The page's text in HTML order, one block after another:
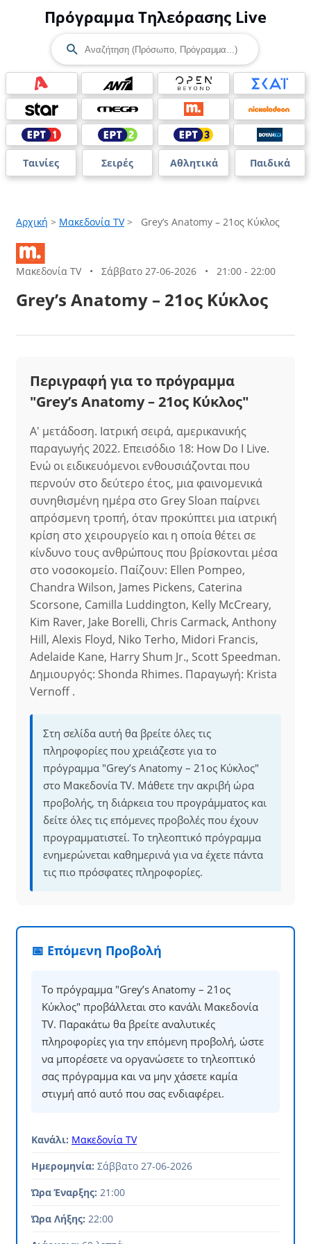
Πρόγραμμα Τηλεόρασης Live
Ταινίες Σειρές Αθλητικά Παιδικά
Αρχική > Μακεδονία TV> Grey’s Anatomy – 21ος Κύκλος
Μακεδονία TV • Σάββατο 27-06-2026 • 21:00 - 22:00
Grey’s Anatomy – 21ος Κύκλος
Περιγραφή για το πρόγραμμα
"Grey’s Anatomy – 21ος Κύκλος"
Α' μετάδοση. Ιατρική σειρά, αμερικανικής
παραγωγής 2022. Επεισόδιο 18: How Do I Live.
Ενώ οι ειδικευόμενοι ενθουσιάζονται που
περνούν στο δεύτερο έτος, μια φαινομενικά
συνηθισμένη ημέρα στο Grey Sloan παίρνει
απρόσμενη τροπή, όταν προκύπτει μια ιατρική
κρίση στο χειρουργείο και η οποία θέτει σε
κίνδυνο τους ανθρώπους που βρίσκονται μέσα
στο νοσοκομείο. Παίζουν: Ellen Pompeo,
Chandra Wilson, James Pickens, Caterina
Scorsone, Camilla Luddington, Kelly McCreary,
Kim Raver, Jake Borelli, Chris Carmack, Anthony
Hill, Alexis Floyd, Niko Terho, Midori Francis,
Adelaide Kane, Harry Shum Jr., Scott Speedman.
Δημιουργός: Shonda Rhimes. Παραγωγή: Krista
Vernoff .
Στη σελίδα αυτή θα βρείτε όλες τις
πληροφορίες που χρειάζεστε για το
πρόγραμμα "Grey’s Anatomy – 21ος Κύκλος"
στο Μακεδονία TV. Μάθετε την ακριβή ώρα
προβολής, τη διάρκεια του προγράμματος και
δείτε όλες τις επόμενες προβολές που έχουν
προγραμματιστεί. Το τηλεοπτικό πρόγραμμα
ενημερώνεται καθημερινά για να έχετε πάντα
τις πιο πρόσφατες πληροφορίες.
📅 Επόμενη Προβολή
Το πρόγραμμα "Grey’s Anatomy – 21ος
Κύκλος" προβάλλεται στο κανάλι Μακεδονία
TV. Παρακάτω θα βρείτε αναλυτικές
πληροφορίες για την επόμενη προβολή, ώστε
να μπορέσετε να οργανώσετε το τηλεοπτικό
σας πρόγραμμα και να μην χάσετε καμία
στιγμή από αυτό που σας ενδιαφέρει.
Κανάλι: Μακεδονία TV
Ημερομηνία: Σάββατο 27-06-2026
Ώρα Έναρξης: 21:00
Ώρα Λήξης: 22:00